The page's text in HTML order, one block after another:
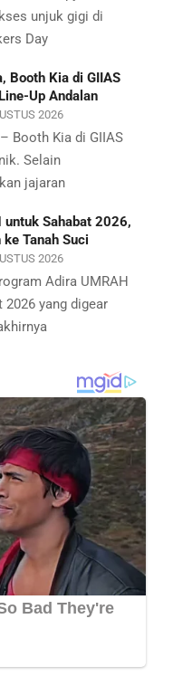
unjuk gigi di
Day
Booth Kia di GIIAS
Up Andalan
2026
Booth Kia di GIIAS
Selain
jajaran
untuk Sahabat 2026,
Tanah Suci
2026
Adira UMRAH
2026 yang digear